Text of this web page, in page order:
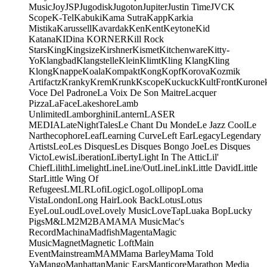
MusicJoyJSPJugodiskJugotonJupiterJustin TimeJVCK
ScopeK-TelKabukiKama SutraKappKarkia
MistikaKarussellKavardakKenKentKeytoneKid
KatanaKIDina KORNERKill Rock
StarsKingKingsizeKirshnerKismetKitchenwareKitty-
YoKlangbadKlangstelleKleinKlimtKling KlangKling
KlongKnappeKoalaKompaktKongKopfKorovaKozmik
ArtifactzKrankyKremKrunkKscopeKuckuckKultFront
Voce Del PadroneLa Voix De Son MaitreLacquer
PizzaLaFaceLakeshoreLamb
UnlimitedLamborghiniLanternLASER
MEDIALateNightTalesLe Chant Du MondeLe Jazz CoolLe
NarthecophoreLeafLearning CurveLeft EarLegacyLegendary
ArtistsLeoLes DisquesLes Disques Bongo JoeLes Disques
VictoLewisLiberationLibertyLight In The AtticLil'
ChiefLilithLimelightLineLine/OutLineLinkLittle DavidLittle
StarLittle Wing Of
RefugeesLMLRLofiLogicLogoLollipopLoma
VistaLondonLong HairLook BackLotusLotus
EyeLouLoudLoveLovely MusicLoveTapLuaka BopLucky
PigsM&LM2M2BAMAMA MusicMac's
RecordMachinaMadfishMagentaMagic
MusicMagnetMagnetic LoftMain
EventMainstreamMAMMama BarleyMama Told
YaMangoManhattanManic EarsManticoreMarathon Media